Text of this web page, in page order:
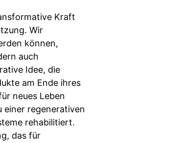
Kraft
Wir
können,
auch
Idee, die
am Ende ihres
neues Leben
einer regenerativen
rehabilitiert.
das für